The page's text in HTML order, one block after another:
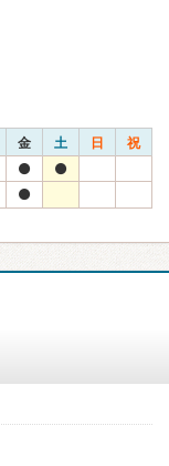
金 土 日 祝